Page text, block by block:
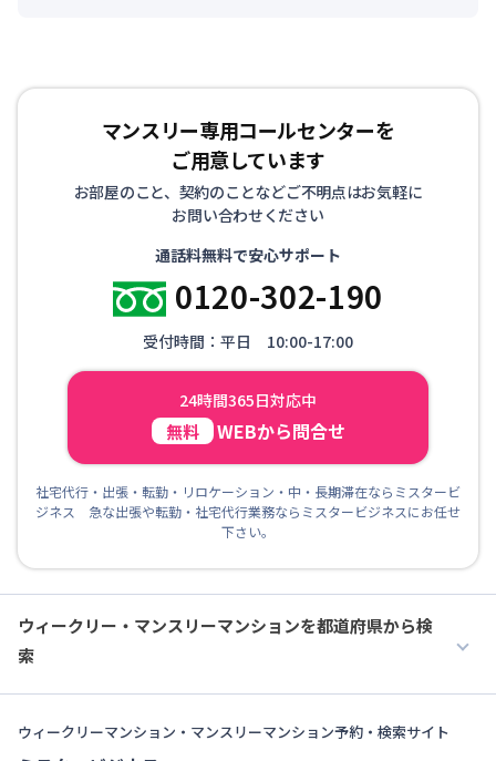
マンスリー専用コールセンターを
ご用意しています
お部屋のこと、契約のことなどご不明点はお気軽に
お問い合わせください
通話料無料で安心サポート
0120-302-190
受付時間：平日 10:00-17:00
24時間365日対応中
無料 WEBから問合せ
社宅代行・出張・転勤・リロケーション・中・長期滞在ならミスタービ
ジネス 急な出張や転勤・社宅代行業務ならミスタービジネスにお任せ
下さい。
ウィークリー・マンスリーマンションを都道府県から検
索
ウィークリーマンション・マンスリーマンション予約・検索サイト